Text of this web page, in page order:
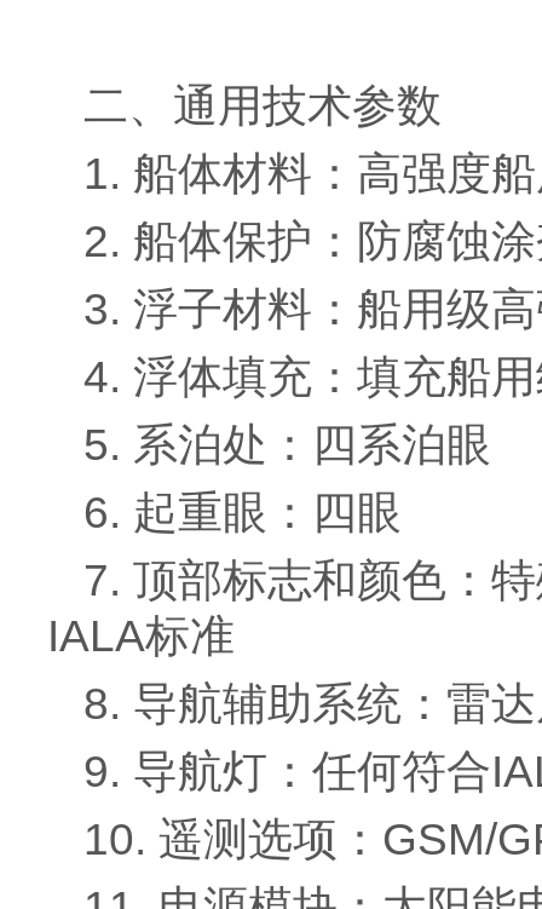
二、通用技术参数
1. 船体材料 ：高强度
2. 船体保护 ：防腐蚀
3. 浮子材料： 船用级
4. 浮体填充 ：填充船
5. 系泊处： 四系泊眼
6. 起重眼：四眼
7. 顶部标志和颜色：
IALA标准
8. 导航辅助系统：雷
9. 导航灯：任何符合
10. 遥测选项：GSM/